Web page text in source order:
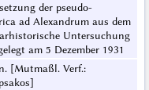
der pseudo-
ad Alexandrum aus dem
Untersuchung
am 5 Dezember 1931
[Mutmaßl. Verf.: